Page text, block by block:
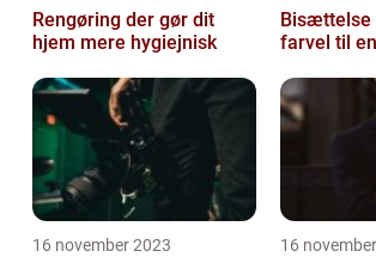
Rengøring der gør dit
hjem mere hygiejnisk
Bisættelse
farvel til
16 november 2023 16